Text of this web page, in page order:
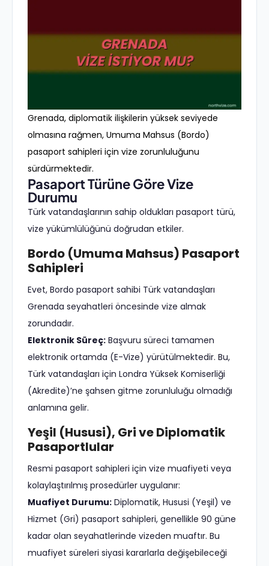
Grenada, diplomatik ilişkilerin yüksek seviyede
olmasına rağmen, Umuma Mahsus (Bordo)
pasaport sahipleri için vize zorunluluğunu
sürdürmektedir.
Pasaport Türüne Göre Vize
Durumu
Türk vatandaşlarının sahip oldukları pasaport türü,
vize yükümlülüğünü doğrudan etkiler.
Bordo (Umuma Mahsus) Pasaport
Sahipleri
Evet, Bordo pasaport sahibi Türk vatandaşları
Grenada seyahatleri öncesinde vize almak
zorundadır.
Elektronik Süreç: Başvuru süreci tamamen
elektronik ortamda (E-Vize) yürütülmektedir. Bu,
Türk vatandaşları için Londra Yüksek Komiserliği
(Akredite)’ne şahsen gitme zorunluluğu olmadığı
anlamına gelir.
Yeşil (Hususi), Gri ve Diplomatik
Pasaportlular
Resmi pasaport sahipleri için vize muafiyeti veya
kolaylaştırılmış prosedürler uygulanır:
Muafiyet Durumu: Diplomatik, Hususi (Yeşil) ve
Hizmet (Gri) pasaport sahipleri, genellikle 90 güne
kadar olan seyahatlerinde vizeden muaftır. Bu
muafiyet süreleri siyasi kararlarla değişebileceği